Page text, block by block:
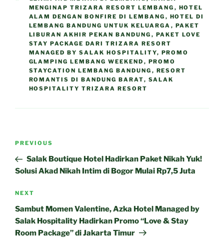
MENGINAP TRIZARA RESORT LEMBANG , HOTEL
ALAM DENGAN BONFIRE DI LEMBANG , HOTEL DI
LEMBANG BANDUNG UNTUK KELUARGA , PAKET
LIBURAN AKHIR PEKAN BANDUNG , PAKET LOVE
STAY PACKAGE DARI TRIZARA RESORT
MANAGED BY SALAK HOSPITALITY, PROMO
GLAMPING LEMBANG WEEKEND , PROMO
STAYCATION LEMBANG BANDUNG , RESORT
ROMANTIS DI BANDUNG BARAT, SALAK
HOSPITALITY TRIZARA RESORT
Post
Previous
Post
PREVIOUS
Salak Boutique Hotel Hadirkan Paket Nikah Yuk!
Solusi Akad Nikah Intim di Bogor Mulai Rp7,5 Juta
Next
Post
NEXT
Sambut Momen Valentine, Azka Hotel Managed by
Salak Hospitality Hadirkan Promo “Love & Stay
Room Package” di Jakarta Timur